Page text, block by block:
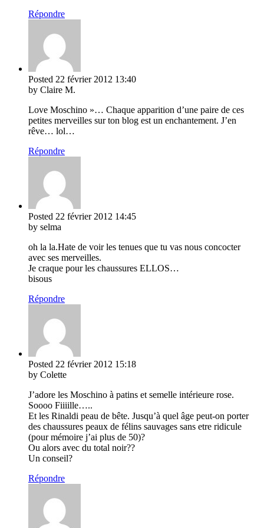
Répondre
Posted 22 février 2012 13:40
by Claire M.
Love Moschino »… Chaque apparition d’une paire de ces
petites merveilles sur ton blog est un enchantement. J’en
rêve… lol…
Répondre
Posted 22 février 2012 14:45
by selma
oh la la.Hate de voir les tenues que tu vas nous concocter
avec ses merveilles.
Je craque pour les chaussures ELLOS…
bisous
Répondre
Posted 22 février 2012 15:18
by Colette
J’adore les Moschino à patins et semelle intérieure rose.
Soooo Fiiiille…..
Et les Rinaldi peau de bête. Jusqu’à quel âge peut-on porter
des chaussures peaux de félins sauvages sans etre ridicule
(pour mémoire j’ai plus de 50)?
Ou alors avec du total noir??
Un conseil?
Répondre